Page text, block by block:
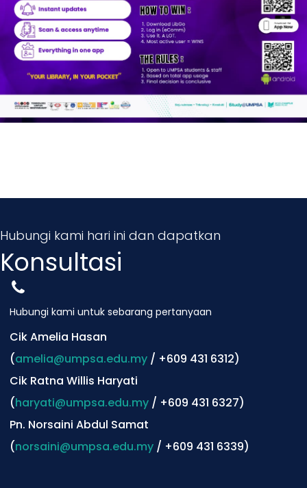
Hubungi kami hari ini dan dapatkan
Konsultasi
Hubungi kami untuk sebarang pertanyaan
Cik Amelia Hasan
(amelia@umpsa.edu.my / +609 431 6312)
Cik Ratna Willis Haryati
(haryati@umpsa.edu.my / +609 431 6327)
Pn. Norsaini Abdul Samat
(norsaini@umpsa.edu.my / +609 431 6339)